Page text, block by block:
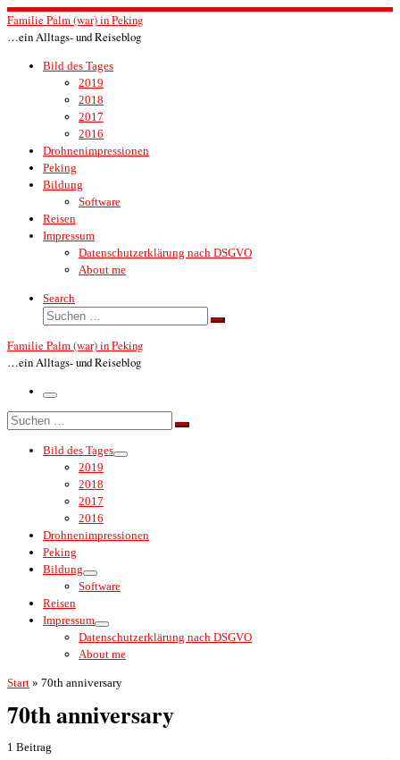
Zum
Inhalt
Familie Palm (war) in Peking
…ein Alltags- und Reiseblog
Bild des Tages
2019
2018
2017
2016
Drohnenimpressionen
Peking
Bildung
Software
Reisen
Impressum
Datenschutzerklärung nach DSGVO
About me
Search
Suche
Suchen …
Familie Palm (war) in Peking
…ein Alltags- und Reiseblog
Menü
Suche
Suchen …
Bild des Tages
2019
2018
2017
2016
Drohnenimpressionen
Peking
Bildung
Software
Reisen
Impressum
Datenschutzerklärung nach DSGVO
About me
Start » 70th anniversary
70th anniversary
1 Beitrag